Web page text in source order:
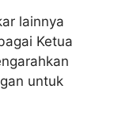
lainnya
Ketua
untuk